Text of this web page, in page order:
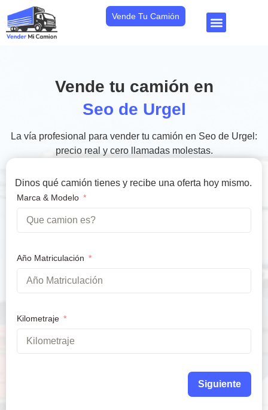
Vende Tu Camión
Vende tu camión en
Seo de Urgel
La vía profesional para vender tu camión en Seo de Urgel:
precio real y cero llamadas molestas.
Dinos qué camión tienes y recibe una oferta hoy mismo.
Marca & Modelo
Año Matriculación
Kilometraje
Siguiente